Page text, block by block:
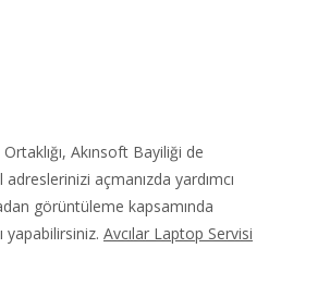
Akınsoft Bayiliği de
açmanızda yardımcı
görüntüleme kapsamında
yapabilirsiniz. Avcılar Laptop Servisi